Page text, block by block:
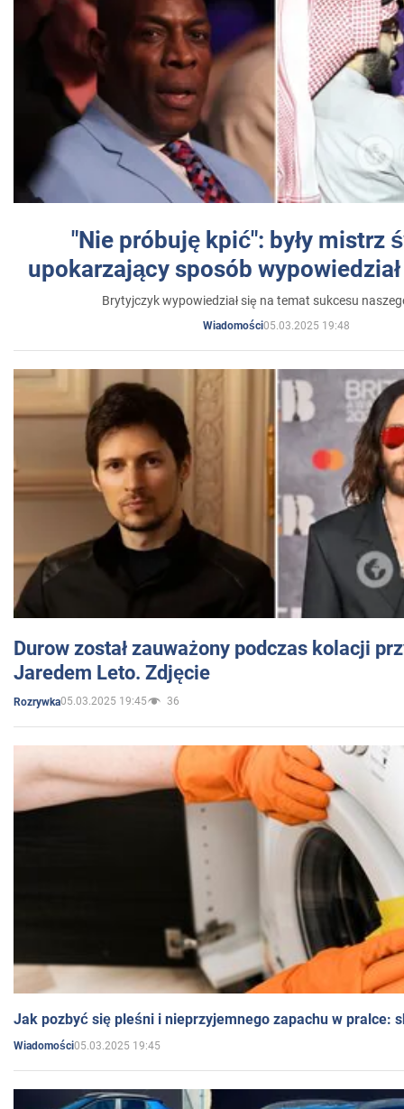
"Nie próbuję kpić": były mistrz
upokarzający sposób
Brytyjczyk wypowiedział się na temat sukcesu
Wiadomości05.03.2025 19:48
Durow został zauważony podczas kolacji
Jaredem Leto. Zdjęcie
Rozrywka05.03.2025 19:45 36
Jak pozbyć się pleśni i nieprzyjemnego zapachu w pralce:
Wiadomości05.03.2025 19:45